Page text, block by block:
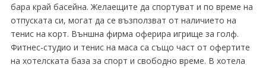
бара край басейна. Желаещите да спортуват и по време на
отпуската си, могат да се възползват от наличието на
тенис на корт. Външна фирма оферира игрище за голф.
Фитнес-студио и тенис на маса са също част от офертите
на хотелската база за спорт и свободно време. В хотела